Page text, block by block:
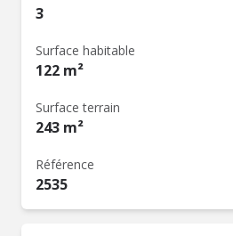
3
Surface habitable
122 m²
Surface terrain
243 m²
Référence
2535